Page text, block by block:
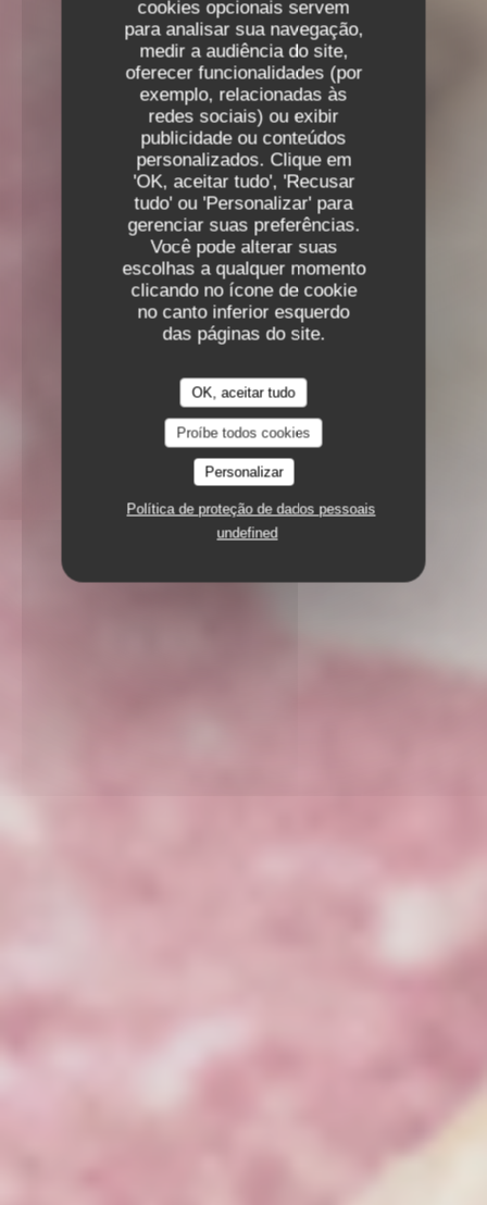
cookies opcionais servem
para analisar sua navegação,
medir a audiência do site,
oferecer funcionalidades (por
exemplo, relacionadas às
redes sociais) ou exibir
publicidade ou conteúdos
personalizados. Clique em
'OK, aceitar tudo', 'Recusar
tudo' ou 'Personalizar' para
gerenciar suas preferências.
Você pode alterar suas
escolhas a qualquer momento
clicando no ícone de cookie
no canto inferior esquerdo
das páginas do site.
OK, aceitar tudo
Proíbe todos cookies
Personalizar
Política de proteção de dados pessoais
undefined